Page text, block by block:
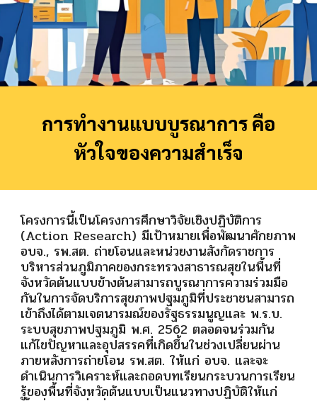
การทำงานแบบบูรณาการ คือ
หัวใจของความสำเร็จ
โครงการนี้เป็นโครงการศึกษาวิจัยเชิงปฏิบัติการ
(Action Research) มีเป้าหมายเพื่อพัฒนาศักยภาพ
อบจ., รพ.สต. ถ่ายโอนและหน่วยงานสังกัดราชการ
บริหารส่วนภูมิภาคของกระทรวงสาธารณสุขในพื้นที่
จังหวัดต้นแบบข้างต้นสามารถบูรณาการความร่วมมือ
กันในการจัดบริการสุขภาพปฐมภูมิที่ประชาชนสามารถ
เข้าถึงได้ตามเจตนารมณ์ของรัฐธรรมนูญและ พ.ร.บ.
ระบบสุขภาพปฐมภูมิ พ.ศ. 2562 ตลอดจนร่วมกัน
แก้ไขปัญหาและอุปสรรคที่เกิดขึ้นในช่วงเปลี่ยนผ่าน
ภายหลังการถ่ายโอน รพ.สต. ให้แก่ อบจ. และจะ
ดำเนินการวิเคราะห์และถอดบทเรียนกระบวนการเรียน
รู้ของพื้นที่จังหวัดต้นแบบเป็นแนวทางปฏิบัติให้แก่